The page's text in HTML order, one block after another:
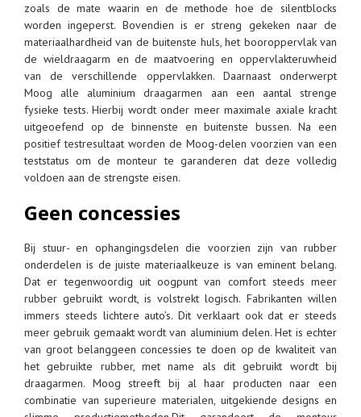
zoals de mate waarin en de methode hoe de silentblocks
worden ingeperst. Bovendien is er streng gekeken naar de
materiaalhardheid van de buitenste huls, het booroppervlak van
de wieldraagarm en de maatvoering en oppervlakteruwheid
van de verschillende oppervlakken. Daarnaast onderwerpt
Moog alle aluminium draagarmen aan een aantal strenge
fysieke tests. Hierbij wordt onder meer maximale axiale kracht
uitgeoefend op de binnenste en buitenste bussen. Na een
positief testresultaat worden de Moog-delen voorzien van een
teststatus om de monteur te garanderen dat deze volledig
voldoen aan de strengste eisen.
Geen concessies
Bij stuur- en ophangingsdelen die voorzien zijn van rubber
onderdelen is de juiste materiaalkeuze is van eminent belang.
Dat er tegenwoordig uit oogpunt van comfort steeds meer
rubber gebruikt wordt, is volstrekt logisch. Fabrikanten willen
immers steeds lichtere auto’s. Dit verklaart ook dat er steeds
meer gebruik gemaakt wordt van aluminium delen. Het is echter
van groot belanggeen concessies te doen op de kwaliteit van
het gebruikte rubber, met name als dit gebruikt wordt bij
draagarmen. Moog streeft bij al haar producten naar een
combinatie van superieure materialen, uitgekiende designs en